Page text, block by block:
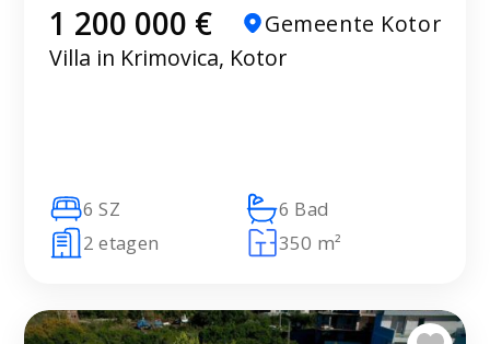
1 200 000 €
Gemeente Kotor
Villa in Krimovica, Kotor
6 SZ
6 Bad
2 etagen
350 m²